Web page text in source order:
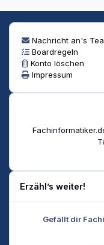
Nachricht an's
Boardregeln
Konto löschen
Impressum
Erzähl’s weiter!
Gefällt dir